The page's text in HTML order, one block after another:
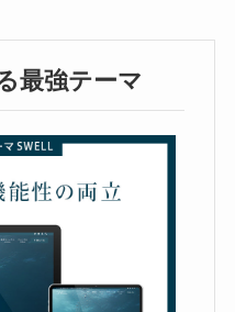
最強テーマ